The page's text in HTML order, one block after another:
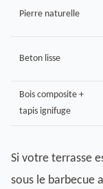
Pierre naturelle
Beton lisse
Bois composite +
tapis ignifuge
Si votre terrasse
sous le barbecue